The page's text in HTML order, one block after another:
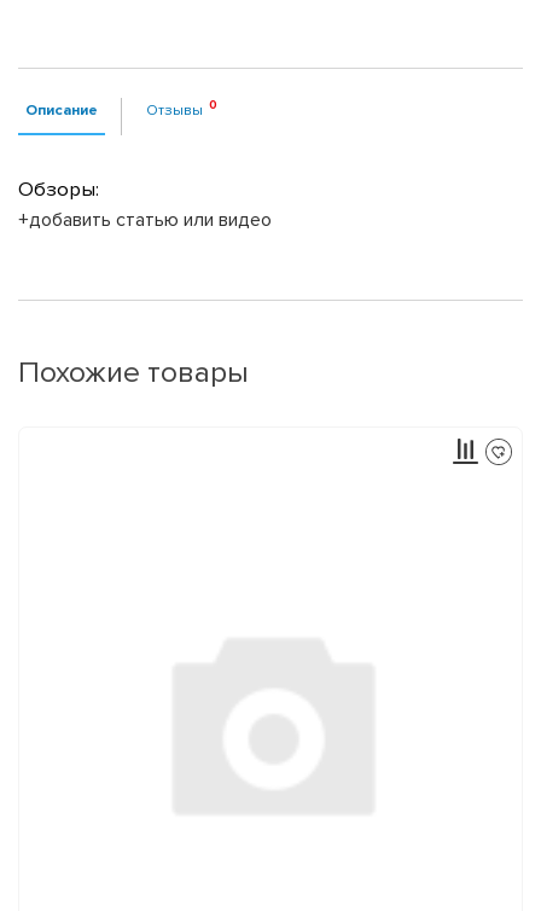
Описание Отзывы
Обзоры:
+добавить статью или видео
Похожие товары